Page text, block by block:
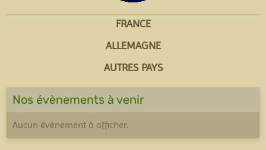
FRANCE
ALLEMAGNE
AUTRES PAYS
Nos évènements à venir
Aucun évènement à afficher.